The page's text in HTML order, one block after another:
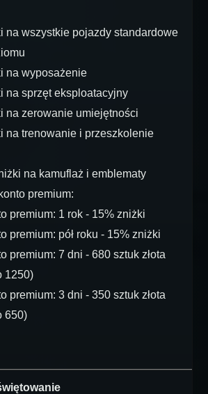
na wszystkie pojazdy standardowe
na wyposażenie
na sprzęt eksploatacyjny
na zerowanie umiejętności
na trenowanie i przeszkolenie
na kamuflaż i emblematy
premium:
premium: 1 rok - 15% zniżki
premium: pół roku - 15% zniżki
premium: 7 dni - 680 sztuk złota
1250)
premium: 3 dni - 350 sztuk złota
650)